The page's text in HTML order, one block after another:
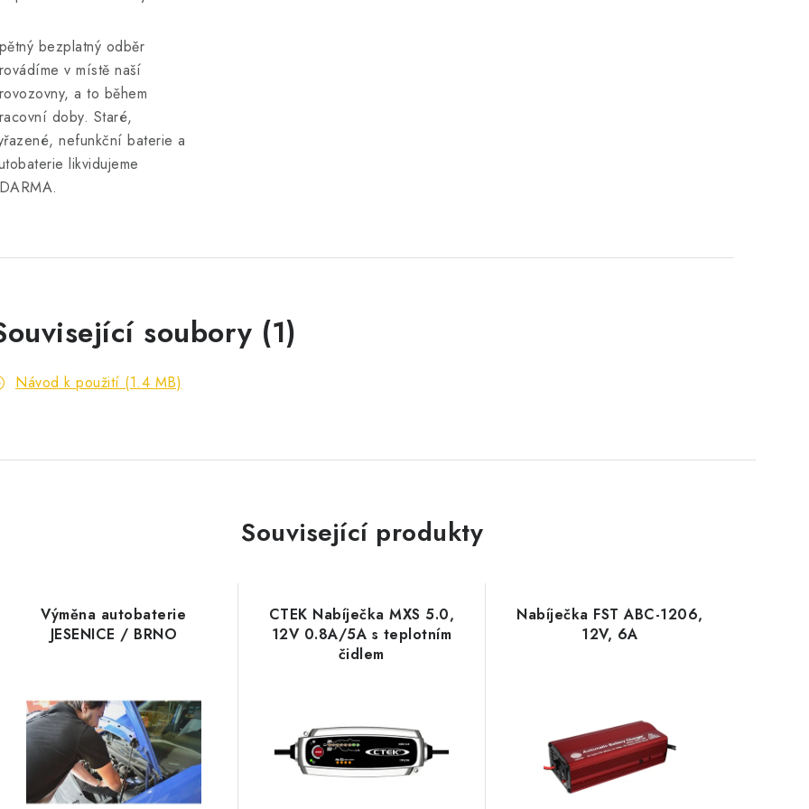
bezplatný odběr
v místě naší
a to během
doby. Staré,
nefunkční baterie a
likvidujeme
soubory (1)
Návod k použití (1.4 MB)
Související produkty
Výměna autobaterie
JESENICE / BRNO
CTEK Nabíječka MXS 5.0,
12V 0.8A/5A s teplotním
čidlem
Nabíječka FST ABC-1206,
12V, 6A